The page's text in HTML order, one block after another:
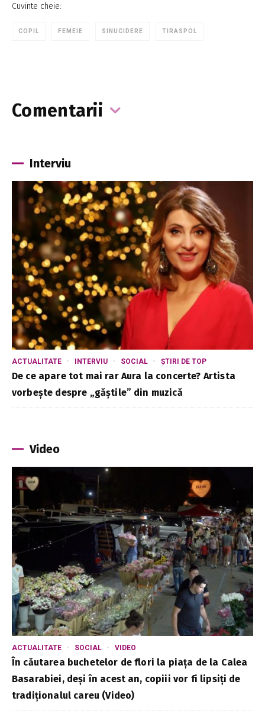
Cuvinte cheie:
COPIL FEMEIE SINUCIDERE TIRASPOL
Comentarii
Interviu
ACTUALITATE INTERVIU SOCIAL ȘTIRI DE TOP
De ce apare tot mai rar Aura la concerte? Artista
vorbește despre „găștile” din muzică
Video
ACTUALITATE SOCIAL VIDEO
În căutarea buchetelor de flori la piața de la Calea
Basarabiei, deși în acest an, copiii vor fi lipsiți de
tradiționalul careu (Video)